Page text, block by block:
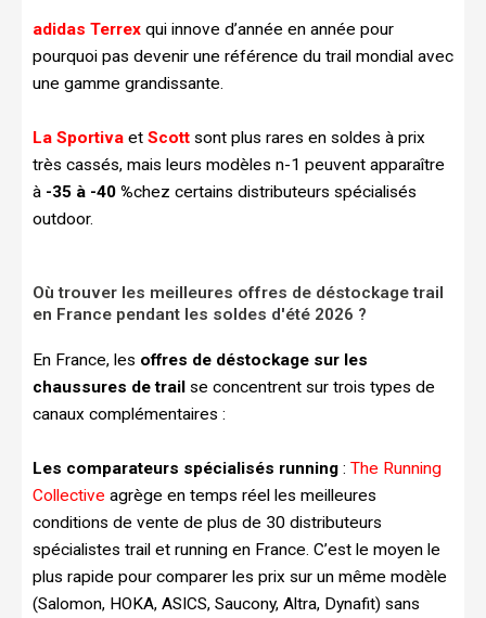
adidas Terrex qui innove d’année en année pour
pourquoi pas devenir une référence du trail mondial avec
une gamme grandissante.
La Sportiva et Scott sont plus rares en soldes à prix
très cassés, mais leurs modèles n-1 peuvent apparaître
à -35 à -40 %chez certains distributeurs spécialisés
outdoor.
Où trouver les meilleures offres de déstockage trail
en France pendant les soldes d'été 2026 ?
En France, les offres de déstockage sur les
chaussures de trail se concentrent sur trois types de
canaux complémentaires :
Les comparateurs spécialisés running : The Running
Collective agrège en temps réel les meilleures
conditions de vente de plus de 30 distributeurs
spécialistes trail et running en France. C’est le moyen le
plus rapide pour comparer les prix sur un même modèle
(Salomon, HOKA, ASICS, Saucony, Altra, Dynafit) sans